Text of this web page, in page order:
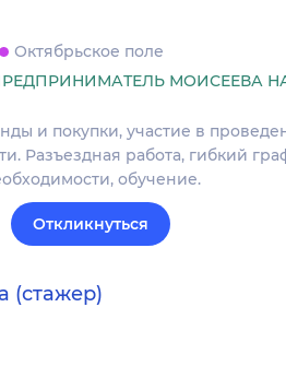
Октябрьское поле
МОИСЕЕВА
и покупки, участие в
Разъездная работа, гибкий
обучение.
Откликнуться
(стажер)